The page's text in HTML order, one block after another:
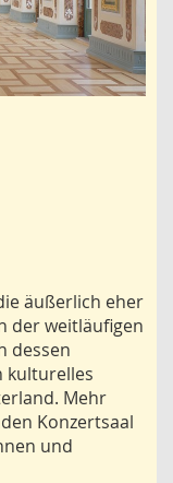
äußerlich eher
der weitläufigen
dessen
kulturelles
Mehr
Konzertsaal
und